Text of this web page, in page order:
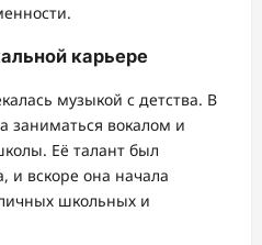
карьере
музыкой с детства. В
заниматься вокалом и
Её талант был
и вскоре она начала
школьных и